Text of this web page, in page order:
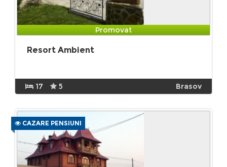
Promovat
Resort Ambient
17 5 Brasov
CAZARE PENSIUNI